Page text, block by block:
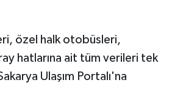
özel halk otobüsleri,
hatlarına ait tüm verileri tek
Ulaşım Portalı'na